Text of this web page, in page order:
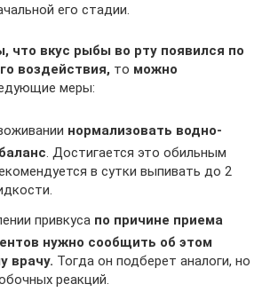
его стадии.
что вкус рыбы во рту появился по
воздействия, то можно
меры:
нормализовать водно-
. Достигается это обильным
в сутки выпивать до 2
привкуса по причине приема
нужно сообщить об этом
врачу. Тогда он подберет аналоги, но
реакций.